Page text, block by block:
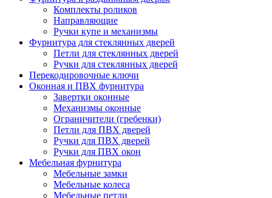
Комплекты роликов
Направляющие
Ручки купе и механизмы
Фурнитура для стеклянных дверей
Петли для стеклянных дверей
Ручки для стеклянных дверей
Перекодировочные ключи
Оконная и ПВХ фурнитура
Завертки оконные
Механизмы оконные
Ограничители (гребенки)
Петли для ПВХ дверей
Ручки для ПВХ дверей
Ручки для ПВХ окон
Мебельная фурнитура
Мебельные замки
Мебельные колеса
Мебельные петли